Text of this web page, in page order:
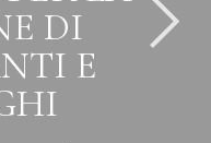
DI
E